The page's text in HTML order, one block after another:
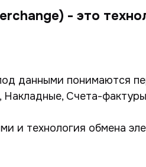
- это
данными понимаются
Накладные, Счета-
и технология обмена